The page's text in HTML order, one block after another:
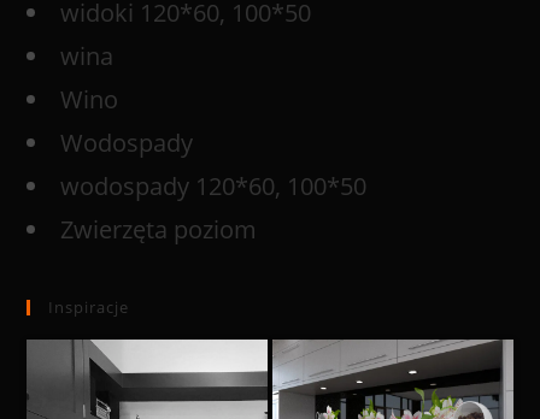
widoki 120*60, 100*50
wina
Wino
Wodospady
wodospady 120*60, 100*50
Zwierzęta poziom
Inspiracje